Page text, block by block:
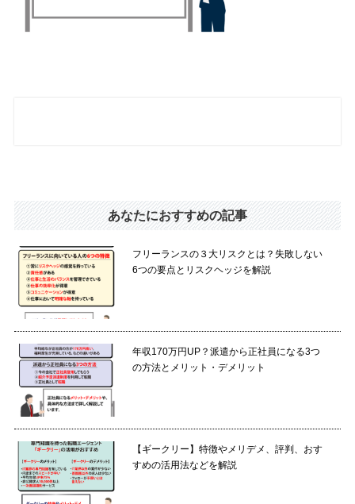
あなたにおすすめの記事
フリーランスの３大リスクとは？失敗しない
6つの要点とリスクヘッジを解説
年収170万円UP？派遣から正社員になる3つ
の方法とメリット・デメリット
【ギークリー】特徴やメリデメ、評判、おす
すめの活用法などを解説